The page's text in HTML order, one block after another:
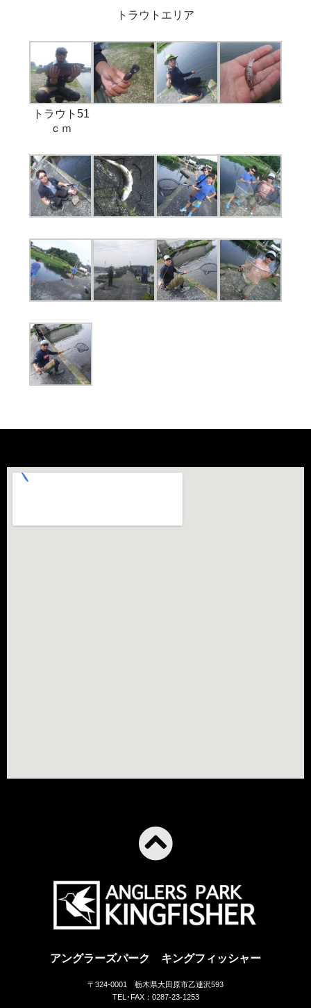
トラウトエリア
トラウト51
ｃｍ
アングラーズパーク キングフィッシャー
〒324-0001 栃木県大田原市乙連沢593
TEL･FAX：0287-23-1253